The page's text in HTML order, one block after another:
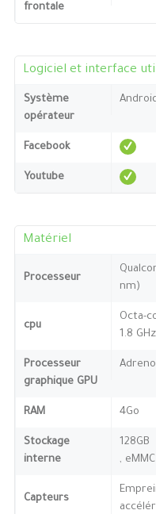
frontale
Logiciel et interface
Système
opérateur
Facebook
Youtube
Matériel
Processeur
nm)
cpu
Octa-
1.8
Processeur
graphique GPU
RAM 4Go
Stockage
interne
128GB
, eMMC
Capteurs